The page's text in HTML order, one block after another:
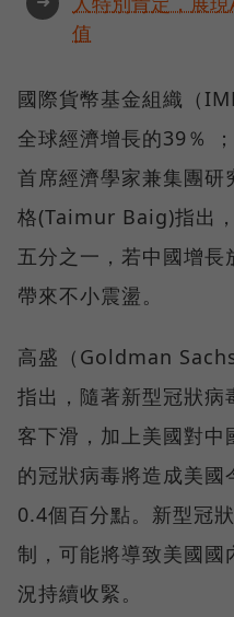
值
國際貨幣基金組織（
全球經濟增長的39％
首席經濟學家兼集團研
格(Taimur Baig)指出
五分之一，若中國增
帶來不小震盪。
高盛（Goldman
指出，隨著新型冠狀病
客下滑，加上美國對
的冠狀病毒將造成美
0.4個百分點。新型冠
制，可能將導致美國國
況持續收緊。